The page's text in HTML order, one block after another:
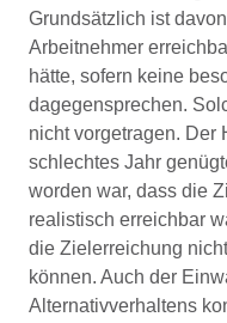
Grundsätzlich ist
Arbeitnehmer
hätte, sofern keine
dagegensprechen.
nicht vorgetragen. Der
schlechtes Jahr
worden war, dass die
realistisch erreichbar
die Zielerreichung
können. Auch der
Alternativverhaltens